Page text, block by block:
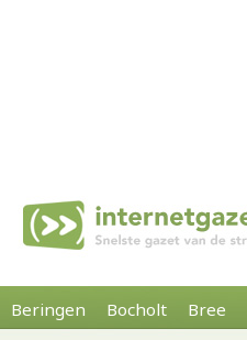
Beringen Bocholt Bree